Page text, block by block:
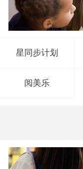
星同步计划
阅美乐